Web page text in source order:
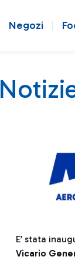
Negozi
E’ stata
Vicario